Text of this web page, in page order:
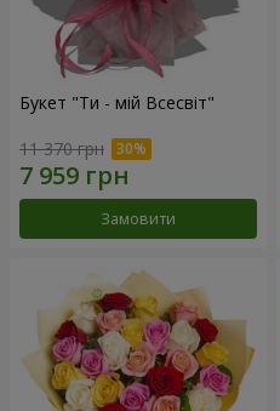
Букет "Ти - мій Всесвіт"
11 370 грн
Замовити